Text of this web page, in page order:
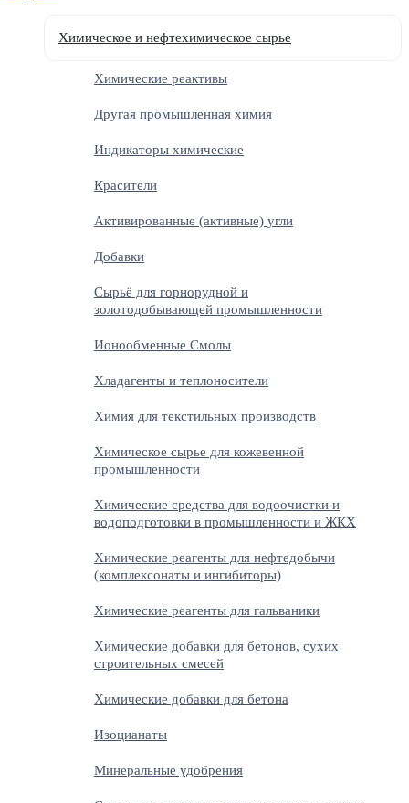
Химическое и нефтехимическое сырье
Химические реактивы
Другая промышленная химия
Индикаторы химические
Красители
Активированные (активные) угли
Добавки
Сырьё для горнорудной и
золотодобывающей промышленности
Ионообменные Смолы
Хладагенты и теплоносители
Химия для текстильных производств
Химическое сырье для кожевенной
промышленности
Химические средства для водоочистки и
водоподготовки в промышленности и ЖКХ
Химические реагенты для нефтедобычи
(комплексонаты и ингибиторы)
Химические реагенты для гальваники
Химические добавки для бетонов, сухих
строительных смесей
Химические добавки для бетона
Изоцианаты
Минеральные удобрения